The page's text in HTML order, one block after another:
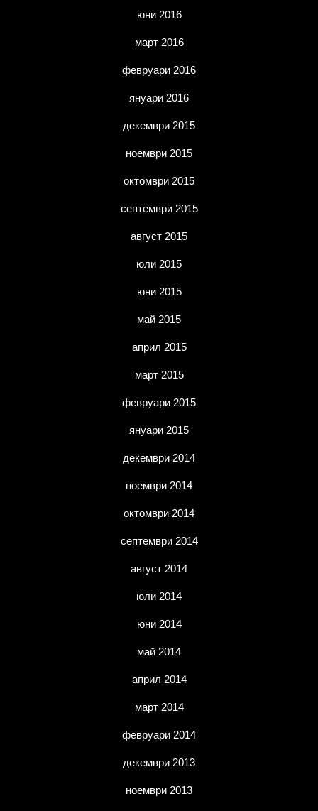
юни 2016
март 2016
февруари 2016
януари 2016
декември 2015
ноември 2015
октомври 2015
септември 2015
август 2015
юли 2015
юни 2015
май 2015
април 2015
март 2015
февруари 2015
януари 2015
декември 2014
ноември 2014
октомври 2014
септември 2014
август 2014
юли 2014
юни 2014
май 2014
април 2014
март 2014
февруари 2014
декември 2013
ноември 2013